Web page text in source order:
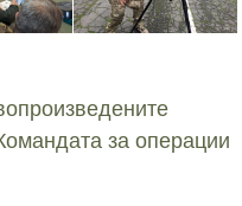
за операции